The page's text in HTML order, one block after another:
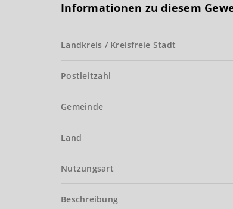
Informationen zu diesem
Landkreis / Kreisfreie Stadt
Postleitzahl
Gemeinde
Land
Nutzungsart
Beschreibung